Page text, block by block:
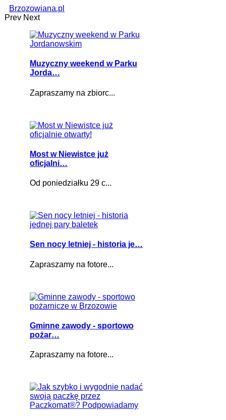
Brzozowiana.pl
Muzyczny weekend w Parku
Jorda…
Zapraszamy na zbiorc...
Most w Niewistce już
oficjalni…
Od poniedziałku 29 c...
Sen nocy letniej - historia je…
Zapraszamy na fotore...
Gminne zawody - sportowo
pożar…
Zapraszamy na fotore...
Prev Next